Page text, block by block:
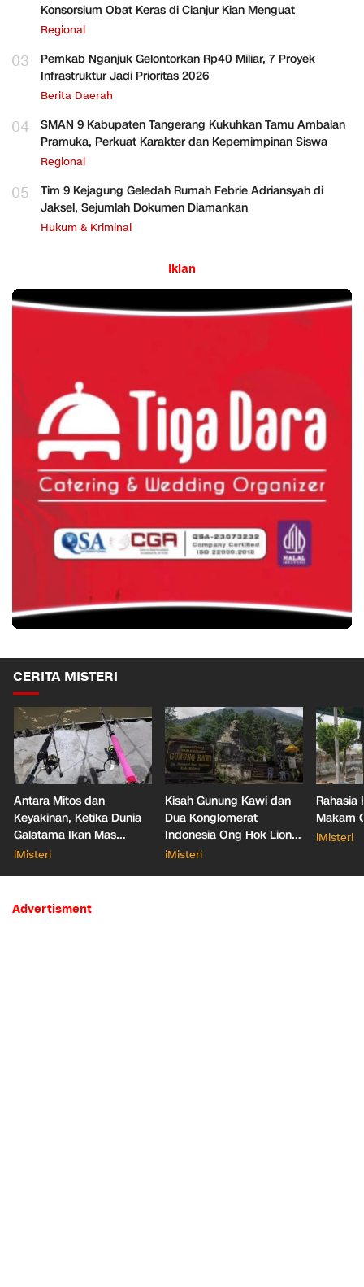
Konsorsium Obat Keras di Cianjur Kian Menguat
Regional
03
Pemkab Nganjuk Gelontorkan Rp40 Miliar, 7 Proyek
Infrastruktur Jadi Prioritas 2026
Berita Daerah
04
SMAN 9 Kabupaten Tangerang Kukuhkan Tamu Ambalan
Pramuka, Perkuat Karakter dan Kepemimpinan Siswa
Regional
05
Tim 9 Kejagung Geledah Rumah Febrie Adriansyah di
Jaksel, Sejumlah Dokumen Diamankan
Hukum & Kriminal
Iklan
CERITA MISTERI
Antara Mitos dan
Keyakinan, Ketika Dunia
Galatama Ikan Mas
Bersentuhan dengan Hal
iMisteri
Kisah Gunung Kawi dan
Dua Konglomerat
Indonesia Ong Hok Liong
hingga Liem Sioe Liong
iMisteri
Rahasia
Makam
iMisteri
Advertisment